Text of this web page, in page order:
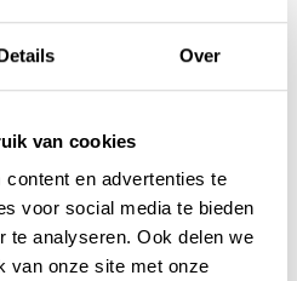
Over
van cookies
en advertenties te
voor social media te bieden
te analyseren. Ook delen we
van onze site met onze
Metaal
Zwart
20 x 20 x 14cm (LxBxH)
Spotje 5.8cm Ø
GU10